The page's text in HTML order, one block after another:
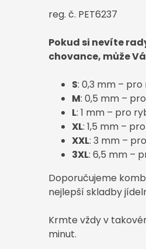
reg. č. PET6237
Pokud si nevíte
chovance, může
S: 0,3 mm –
M: 0,5 mm –
L: 1 mm – pro
XL: 1,5 mm –
XXL: 3 mm –
3XL: 6,5 mm –
Doporučujeme
nejlepší skladby
Krmte vždy v
minut.